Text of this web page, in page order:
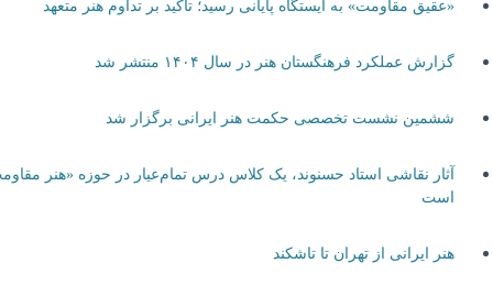
«عقیق مقاومت» به ایستگاه پایانی رسید؛ تأکید بر تداوم هنر متعهد
گزارش عملکرد فرهنگستان هنر در سال ۱۴۰۴ منتشر شد
ششمین نشست تخصصی حکمت هنر ایرانی برگزار شد
آثار نقاشی استاد حسنوند، یک کلاس درس تمام‌عیار در حوزه «هنر
است
هنر ایرانی از تهران تا تاشکند